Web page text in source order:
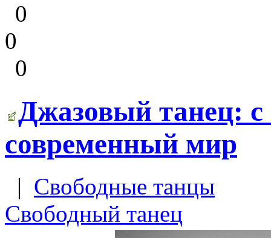
0
0
0
Джазовый танец: с
современный мир
| Свободные танцы
Свободный танец